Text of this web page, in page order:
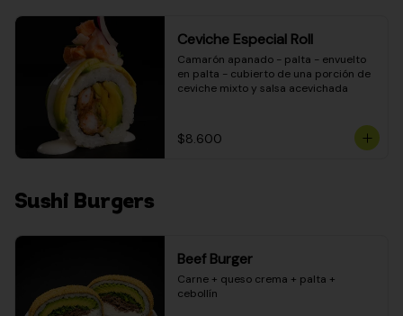
Ceviche Especial Roll
Camarón apanado - palta - envuelto
en palta - cubierto de una porción de
ceviche mixto y salsa acevichada
$8.600
Sushi Burgers
Beef Burger
Carne + queso crema + palta +
cebollín